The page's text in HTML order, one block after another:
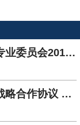
中国抗癌协会肿瘤传统医学专业委员会2018年学术大会召开
河南省政府与浪潮集团签订战略合作协议 王国生会见孙丕恕并见签